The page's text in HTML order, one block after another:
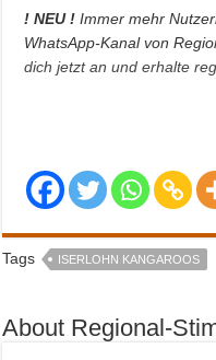
! NEU ! Immer mehr
WhatsApp-Kanal von
dich jetzt an und erhalte
Tags ISERLOHN KANGAROOS
About Regional-